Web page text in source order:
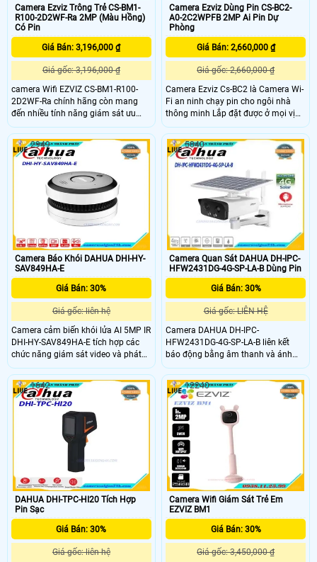
Camera Ezviz Trông Trẻ CS-BM1-
R100-2D2WF-Ra 2MP (Màu Hồng)
Có Pin
Giá Bán: 3,196,000 ₫
Giá gốc: 3,196,000 ₫
camera Wifi EZVIZ CS-BM1-R100-
2D2WF-Ra chính hãng còn mang
đến nhiều tính năng giám sát ưu
việt như đàm thoại 2 chiều, phát
hiện tiếng khóc, phát hiện chuyển
động, ghi hình sắc nét,…. giúp phụ
huynh có thể dễ dàng dõi theo con
nhỏ trong mỗi khoảnh khắc.
Camera Ezviz Dùng Pin CS-BC2-
A0-2C2WPFB 2MP Ai Pin Dự
Phòng
Giá Bán: 2,660,000 ₫
Giá gốc: 2,660,000 ₫
Camera Ezviz Cs-BC2 là Camera Wi-
Fi an ninh chạy pin cho ngôi nhà
thông minh Lắp đặt được ở mọi vị
trí, phù hợp mọi thiết kế. Trải
nghiệm chiếc camera có hàng loạt
tính năng dễ sử dụng cho an ninh
trong nhà, thân thiện với người
Camera Báo Khói DAHUA DHI-HY-
SAV849HA-E
Giá Bán: 30%
Giá gốc: liên hệ
Camera cảm biến khói lửa AI 5MP IR
DHI-HY-SAV849HA-E tích hợp các
chức năng giám sát video và phát
hiện khói, mang đến giải pháp phát
hiện cháy từ xa. Thiết bị này có thể
áp dụng cho hầu hết những nơi cần
cả báo cháy và giám sát video như:
chuỗi cửa hàng, trạm gốc không
người trông coi, phòng phân phối
điện không người trực, khu vực ATM,
2949
Camera Quan Sát DAHUA DH-IPC-
HFW2431DG-4G-SP-LA-B Dùng Pin
Giá Bán: 30%
Giá gốc: LIÊN HỆ
Camera DAHUA DH-IPC-
HFW2431DG-4G-SP-LA-B liên kết
báo động bằng âm thanh và ánh
sáng. Khi báo động được kích hoạt,
âm thanh và ánh sáng sẽ được liên
kết với nhau. Tích hợp Mô-đun 4G
hiệu suất cao phù hợp với tất cả các
mạng di động. Cài đặt không còn
giới hạn đối với mạng có dây
5040
DAHUA DHI-TPC-HI20 Tích Hợp
Pin Sạc
Giá Bán: 30%
Giá gốc: liên hệ
1642
Camera Wifi Giám Sát Trẻ Em
EZVIZ BM1
Giá Bán: 30%
Giá gốc: 3,450,000 ₫
12240